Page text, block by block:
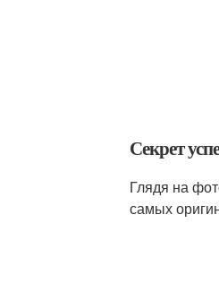
Секрет
Глядя на
самых